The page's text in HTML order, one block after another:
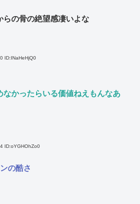
らの骨の絶望感凄いよな
ID:INaHeHjQ0
なかったらいる価値ねえもんなあ
ID:oYGHOhZo0
の酷さ